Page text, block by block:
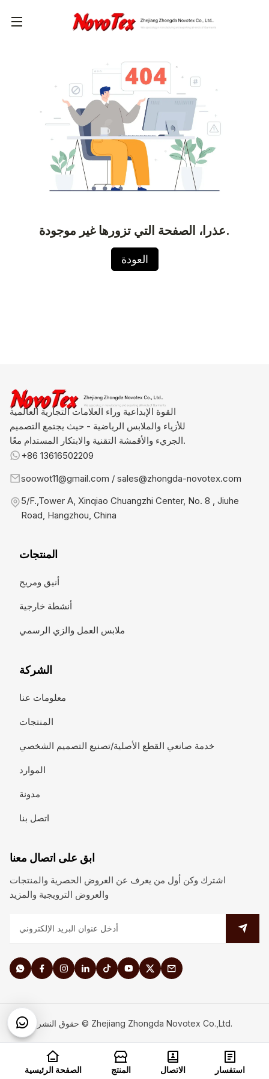
عذرا، الصفحة التي تزورها غير موجودة.
العودة
القوة الإبداعية وراء العلامات التجارية العالمية
للأزياء والملابس الرياضية - حيث يجتمع التصميم
الجريء والأقمشة التقنية والابتكار المستدام معًا.
+86 13616502209
soowot11@gmail.com / sales@zhongda-novotex.com
5/F.,Tower A, Xinqiao Chuangzhi Center, No. 8 , Jiuhe
Road, Hangzhou, China
المنتجات
أنيق ومريح
أنشطة خارجية
ملابس العمل والزي الرسمي
الشركة
معلومات عنا
المنتجات
خدمة صانعي القطع الأصلية/تصنيع التصميم الشخصي
الموارد
مدونة
اتصل بنا
ابق على اتصال معنا
اشترك وكن أول من يعرف عن العروض الحصرية والمنتجات
والعروض الترويجية والمزيد
حقوق النشر © Zhejiang Zhongda Novotex Co.,Ltd.
الصفحة الرئيسية المنتج الاتصال استفسار